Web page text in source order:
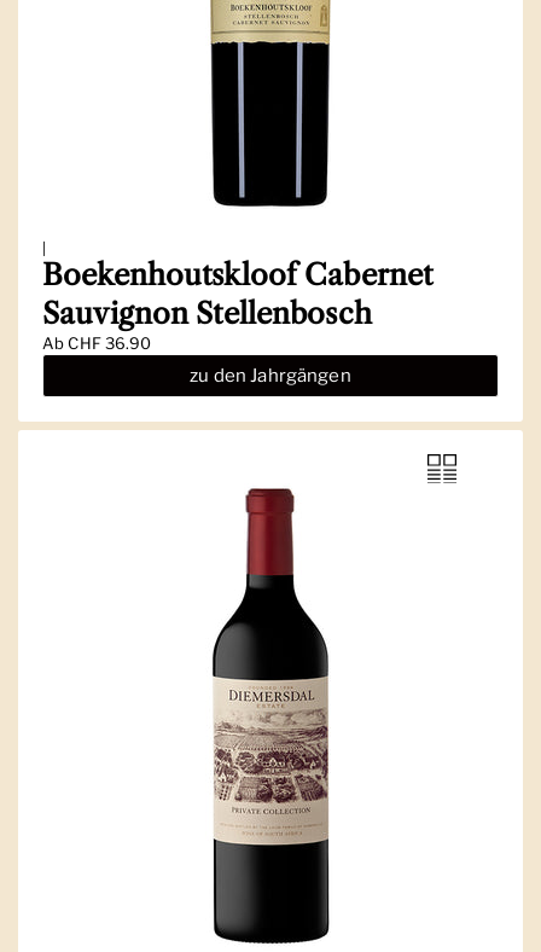
Boekenhoutskloof Cabernet
Sauvignon Stellenbosch
AbCHF 36.90
zu den Jahrgängen